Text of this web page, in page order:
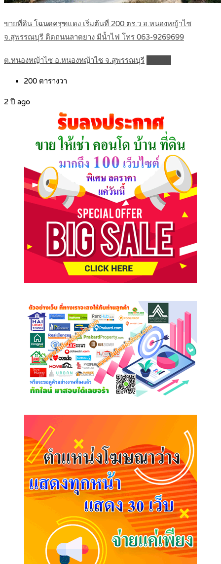
ขายที่ดิน โฉนดครุฑแดง เริ่มต้นที่ 200 ตร.ว อ.หนองหญ้าไซ
จ.สุพรรณบุรี ติดถนนลาดยาง มีน้ำไฟ โทร 063-9269699
ต.หนองหญ้าไซ อ.หนองหญ้าไซ จ.สุพรรณบุรี
200 ตารางวา
2 ปี ago